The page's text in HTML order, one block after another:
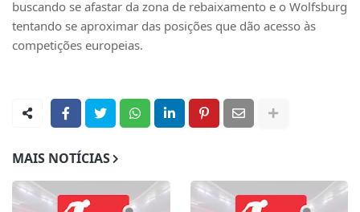
buscando se afastar da zona de rebaixamento e o Wolfsburg
tentando se aproximar das posições que dão acesso às
competições europeias.
MAIS NOTÍCIAS